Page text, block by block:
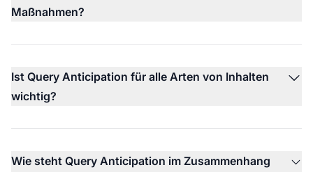
Maßnahmen?
Ist Query Anticipation für alle Arten von Inhalten
wichtig?
Wie steht Query Anticipation im Zusammenhang